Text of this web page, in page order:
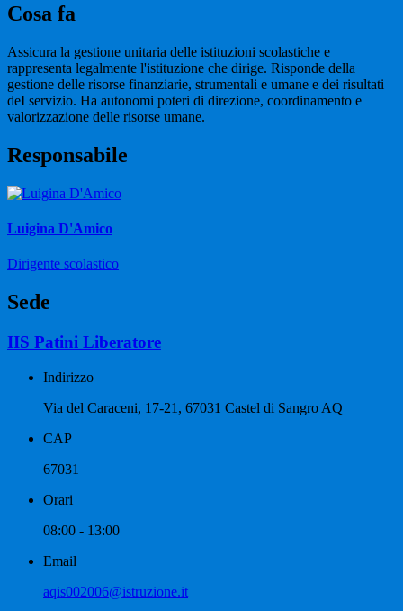
Cosa fa
Assicura la gestione unitaria delle istituzioni scolastiche e
rappresenta legalmente l'istituzione che dirige. Risponde della
gestione delle risorse finanziarie, strumentali e umane e dei risultati
deI servizio. Ha autonomi poteri di direzione, coordinamento e
valorizzazione delle risorse umane.
Responsabile
Luigina D'Amico
Dirigente scolastico
Sede
IIS Patini Liberatore
Indirizzo
Via del Caraceni, 17-21, 67031 Castel di Sangro AQ
CAP
67031
Orari
08:00 - 13:00
Email
aqis002006@istruzione.it